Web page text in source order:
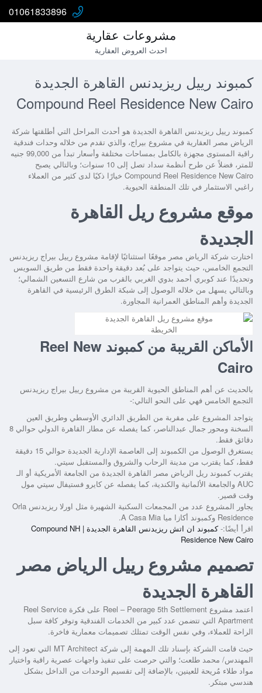
01061833896
مشروعات عقارية
احدث العروض العقارية
كمبوند رييل ريزيدنس القاهرة الجديدة
Compound Reel Residence New Cairo
كمبوند رييل ريزيدنس القاهرة الجديدة هو أحدث المراحل التي أطلقتها شركة
الرياض مصر العقارية في مشروع بيراج، والذي تقدم من خلاله وحدات فندقية
راقية المستوى مجهزة بالكامل بمساحات مختلفة وأسعار تبدأ من 99,000 جنيه
للمتر، فضلاً عن طرح أنظمة سداد تصل إلى 10 سنوات؛ وبالتالي يصبح
Compound Reel Residence New Cairo خيارًا ذكيًا لدى كثير من العملاء
راغبي الاستثمار في تلك المنطقة الحيوية.
موقع مشروع ريل القاهرة
الجديدة
اختارت شركة الرياض مصر موقعًا استثنائيًا لإقامة مشروع رييل بيراج ريزيدنس
التجمع الخامس، حيث يتواجد على بُعد دقيقة واحدة فقط من طريق السويس
وتحديدًا عند كوبري أحمد بدوي الغربي بالقرب من شارع التسعين الشمالي؛
وبالتالي يسهل من خلاله الوصول إلى شبكة الطرق الرئيسية في القاهرة
الجديدة وأهم المناطق العمرانية المجاورة.
الخريطة
الأماكن القريبة من كمبوند Reel New
Cairo
بالحديث عن أهم المناطق الحيوية القريبة من مشروع رييل بيراج ريزيدنس
التجمع الخامس فهي على النحو التالي:-
يتواجد المشروع على مقربة من الطريق الدائري الأوسطي وطريق العين
السخنة ومحور جمال عبدالناصر، كما يفصله عن مطار القاهرة الدولي حوالي 8
دقائق فقط.
يستغرق الوصول من الكمبوند إلى العاصمة الإدارية الجديدة حوالي 15 دقيقة
فقط، كما يقترب من مدينة الرحاب والشروق والمستقبل سيتي.
يقترب كمبوند ريل الرياض مصر القاهرة الجديدة من الجامعة الأمريكية أو الـ
AUC والجامعة الألمانية والكندية، كما يفصله عن كايرو فستيفال سيتي مول
وقت قصير.
يجاور المشروع عدد من المجمعات السكنية الشهيرة مثل اورلا ريزيدنس Orla
Residence وكمبوند أكازا ميا A Casa Mia.
اقرأ أيضًا:-
كمبوند ان اتش ريزيدنس القاهرة الجديدة | Compound NH
Residence New Cairo
تصميم مشروع رييل الرياض مصر
القاهرة الجديدة
اعتمد مشروع
على فكرة Reel Service
Apartment التي تتضمن عدد كبير من الخدمات الفندقية وتوفر كافة سبل
الراحة للعملاء، وفي نفس الوقت تمتلك تصميمات معمارية فاخرة.
حيث قامت الشركة بإسناد تلك المهمة إلى شركة MT Architect التي تعود إلى
المهندس/ محمد طلعت؛ والتي حرصت على تنفيذ واجهات عصرية راقية واختيار
مواد طلاء مُريحة للعينين، بالإضافة إلى تقسيم الوحدات من الداخل بشكل
هندسي مبتكر.